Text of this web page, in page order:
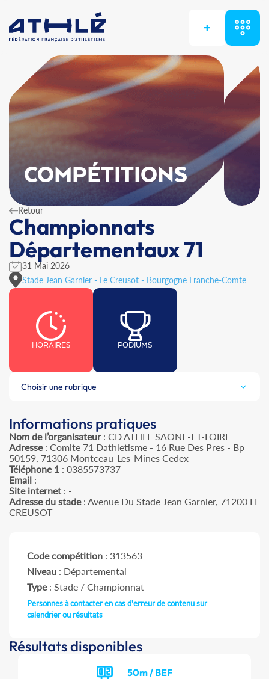
+
COMPÉTITIONS
Retour
Championnats
Départementaux 71
31 Mai 2026
Stade Jean Garnier - Le Creusot - Bourgogne Franche-Comte
HORAIRES PODIUMS
Choisir une rubrique
Informations pratiques
Nom de l’organisateur: CD ATHLE SAONE-ET-LOIRE
Adresse: Comite 71 Dathletisme - 16 Rue Des Pres - Bp
50159, 71306 Montceau-Les-Mines Cedex
Téléphone 1 : 0385573737
Email : -
Site internet : -
Adresse du stade: Avenue Du Stade Jean Garnier, 71200 LE
CREUSOT
Code compétition : 313563
Niveau : Départemental
Type: Stade / Championnat
Personnes à contacter en cas d'erreur de contenu sur
calendrier ou résultats
Résultats disponibles
50m / BEF